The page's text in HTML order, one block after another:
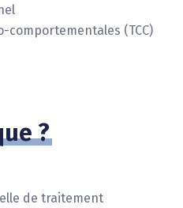
comportementales (TCC)
?
de traitement